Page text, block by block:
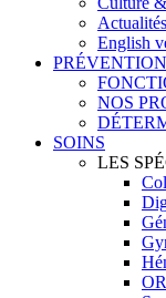
English
PRÉVENTION
NOS
SOINS
LES